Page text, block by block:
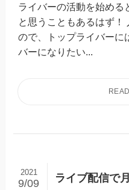
ライバーの活動を始める
と思うこともあるはず！
ので、トップライバーに
バーになりたい...
ライブ配信で
2021
9/09